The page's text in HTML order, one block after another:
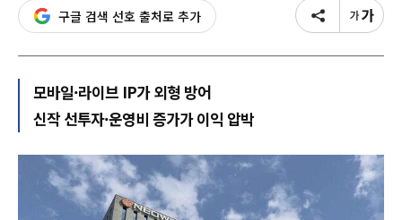
구글 검색 선호 출처로 추가
모바일·라이브 IP가 외형 방어
신작 선투자·운영비 증가가 이익 압박